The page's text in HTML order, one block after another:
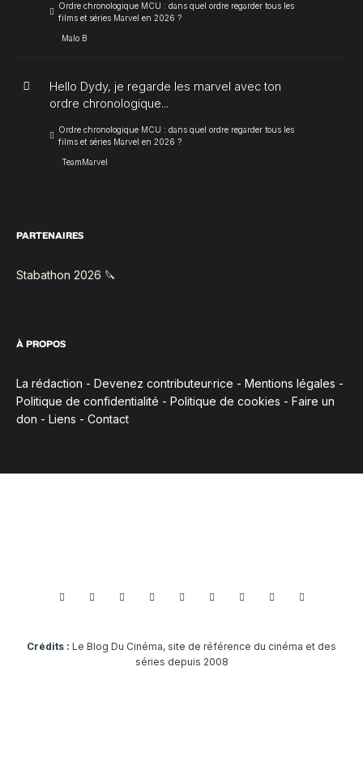
Ordre chronologique MCU : dans quel ordre regarder tous les
films et séries Marvel en 2026 ?
Malo B
Hello Dydy, je regarde les marvel avec ton
ordre chronologique...
Ordre chronologique MCU : dans quel ordre regarder tous les
films et séries Marvel en 2026 ?
TeamMarvel
PARTENAIRES
Stabathon 2026 🔪
À PROPOS
La rédaction - Devenez contributeur·rice - Mentions légales -
Politique de confidentialité - Politique de cookies - Faire un
don - Liens - Contact
Crédits : Le Blog Du Cinéma, site de référence du cinéma et des
séries depuis 2008